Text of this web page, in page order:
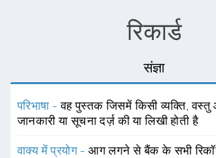
रिकार्ड
संज्ञा
परिभाषा -वह पुस्तक जिसमें किसी व्यक्ति, वस्तु
जानकारी या सूचना दर्ज़ की या लिखी होती है
वाक्य में प्रयोग -आग लगने से बैंक के सभी